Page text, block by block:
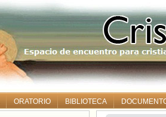
ORATORIO BIBLIOTECA